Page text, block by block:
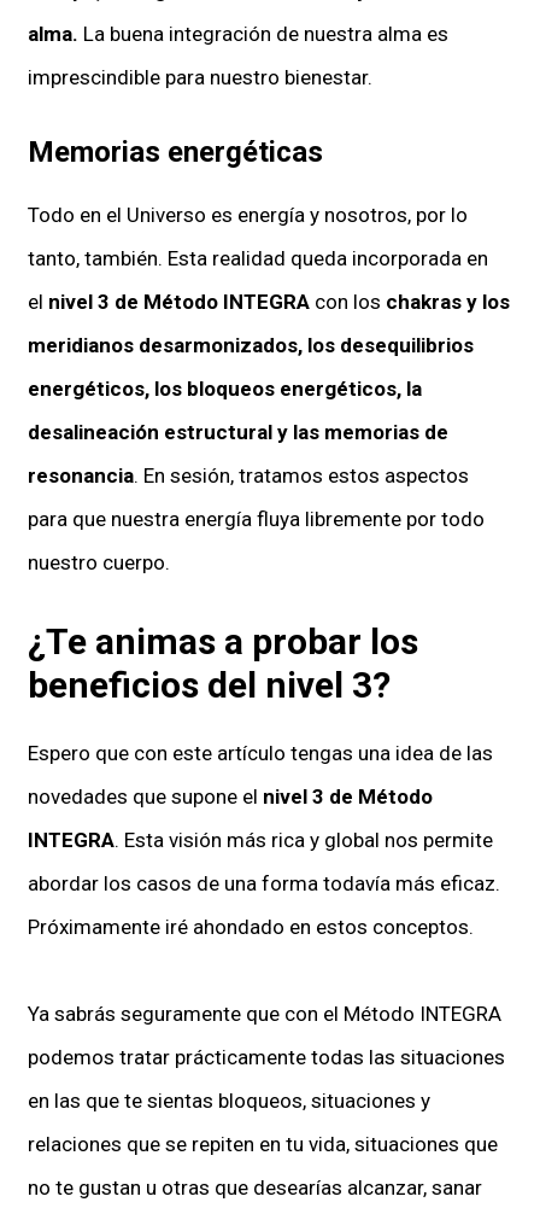
alma. La buena integración de nuestra alma es
imprescindible para nuestro bienestar.
Memorias energéticas
Todo en el Universo es energía y nosotros, por lo
tanto, también. Esta realidad queda incorporada en
el nivel 3 de Método INTEGRA con los chakras y los
meridianos desarmonizados, los desequilibrios
energéticos, los bloqueos energéticos, la
desalineación estructural y las memorias de
resonancia. En sesión, tratamos estos aspectos
para que nuestra energía fluya libremente por todo
nuestro cuerpo.
¿Te animas a probar los
beneficios del nivel 3?
Espero que con este artículo tengas una idea de las
novedades que supone el nivel 3 de Método
INTEGRA. Esta visión más rica y global nos permite
abordar los casos de una forma todavía más eficaz.
Próximamente iré ahondado en estos conceptos.
Ya sabrás seguramente que con el Método INTEGRA
podemos tratar prácticamente todas las situaciones
en las que te sientas bloqueos, situaciones y
relaciones que se repiten en tu vida, situaciones que
no te gustan u otras que desearías alcanzar, sanar